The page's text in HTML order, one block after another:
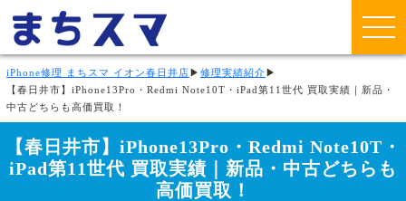
iPhone修理 まちスマ イオン春日井店 ▶ 修理実績紹介 ▶
【春日井市】iPhone13Pro・Redmi Note10T・iPad第11世代 買取実績｜新品・
中古どちらも高価買取！
【春日井市】iPhone13Pro・Redmi Note10T・
iPad第11世代 買取実績｜新品・中古どちらも
高価買取！